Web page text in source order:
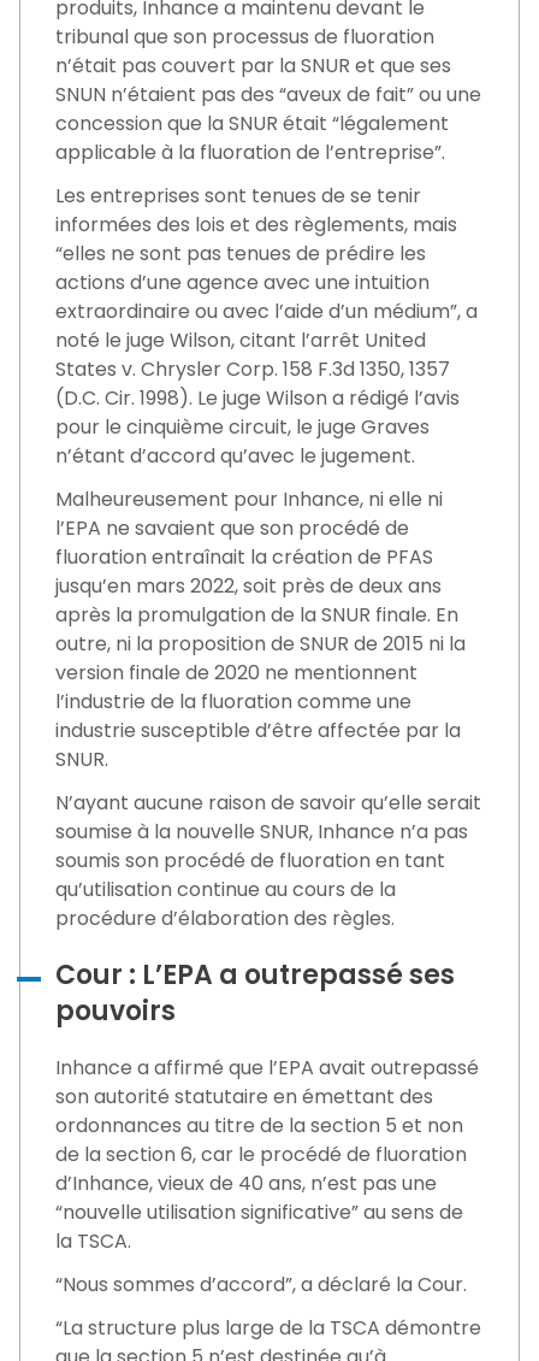
produits, Inhance a maintenu devant le
tribunal que son processus de fluoration
n’était pas couvert par la SNUR et que ses
SNUN n’étaient pas des “aveux de fait” ou une
concession que la SNUR était “légalement
applicable à la fluoration de l’entreprise”.
Les entreprises sont tenues de se tenir
informées des lois et des règlements, mais
“elles ne sont pas tenues de prédire les
actions d’une agence avec une intuition
extraordinaire ou avec l’aide d’un médium”, a
noté le juge Wilson, citant l’arrêt United
States v. Chrysler Corp. 158 F.3d 1350, 1357
(D.C. Cir. 1998). Le juge Wilson a rédigé l’avis
pour le cinquième circuit, le juge Graves
n’étant d’accord qu’avec le jugement.
Malheureusement pour Inhance, ni elle ni
l’EPA ne savaient que son procédé de
fluoration entraînait la création de PFAS
jusqu’en mars 2022, soit près de deux ans
après la promulgation de la SNUR finale. En
outre, ni la proposition de SNUR de 2015 ni la
version finale de 2020 ne mentionnent
l’industrie de la fluoration comme une
industrie susceptible d’être affectée par la
SNUR.
N’ayant aucune raison de savoir qu’elle serait
soumise à la nouvelle SNUR, Inhance n’a pas
soumis son procédé de fluoration en tant
qu’utilisation continue au cours de la
procédure d’élaboration des règles.
Cour : L’EPA a outrepassé ses
pouvoirs
Inhance a affirmé que l’EPA avait outrepassé
son autorité statutaire en émettant des
ordonnances au titre de la section 5 et non
de la section 6, car le procédé de fluoration
d’Inhance, vieux de 40 ans, n’est pas une
“nouvelle utilisation significative” au sens de
la TSCA.
“Nous sommes d’accord”, a déclaré la Cour.
“La structure plus large de la TSCA démontre